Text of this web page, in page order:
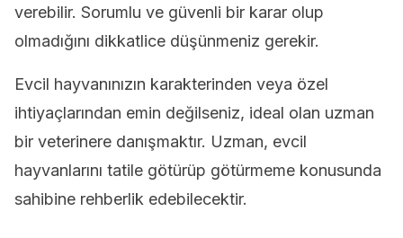
verebilir. Sorumlu ve güvenli bir karar olup
olmadığını dikkatlice düşünmeniz gerekir.
Evcil hayvanınızın karakterinden veya özel
ihtiyaçlarından emin değilseniz, ideal olan uzman
bir veterinere danışmaktır. Uzman, evcil
hayvanlarını tatile götürüp götürmeme konusunda
sahibine rehberlik edebilecektir.